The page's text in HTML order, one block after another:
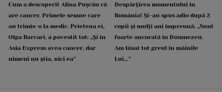
Cum a descoperit Alina Pușcău că
are cancer. Primele semne care
au trimis-o la medic. Prietena ei,
Olga Barcari, a povestit tot: „Și în
Asia Express avea cancer, dar
nimeni nu știa, nici ea”
Despărțirea momentului în
România! Și-au spus adio după 2
copii și mulți ani împreună. „Sunt
foarte ancorată în Dumnezeu.
Am lăsat tot greul în mâinile
Lui...”